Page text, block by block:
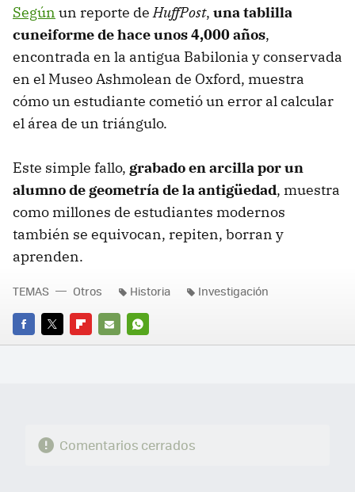
Según un reporte deHuffPost, una tablilla
cuneiforme de hace unos 4,000 años,
encontrada en la antigua Babilonia y conservada
en el Museo Ashmolean de Oxford, muestra
cómo un estudiante cometió un error al calcular
el área de un triángulo.
Este simple fallo, grabado en arcilla por un
alumno de geometría de la antigüedad, muestra
como millones de estudiantes modernos
también se equivocan, repiten, borran y
aprenden.
FACEBOOK
TWITTERFLIPBOARD
E-
WHATSAPP
TEMAS Otros Historia Investigación
Comentarios cerrados